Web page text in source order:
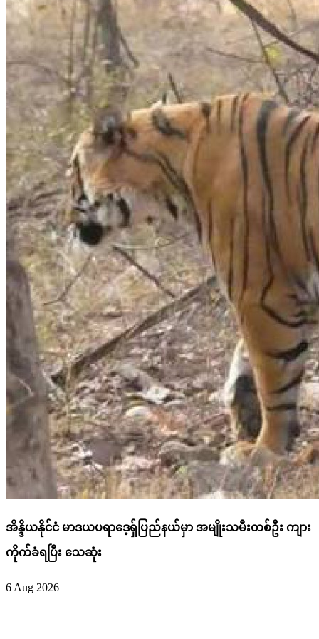
အိန္ဒိယနိုင်ငံ မာဒယပရာဒေ့ရှ်ပြည်နယ်မှာ အမျိုးသမီးတစ်ဦး ကျား
ကိုက်ခံရပြီး သေဆုံး
6 Aug 2026